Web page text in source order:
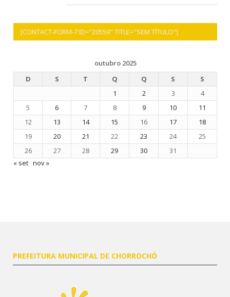
[CONTACT-FORM-7 ID="20559" TITLE="SEM TÍTULO"]
outubro 2025
D
S T Q Q S
S
1
2 3
4
5
6 7 8 9 10
11
12
13 14 15 16 17
18
19
20 21 22 23 24
25
26
27 28 29 30
31
« set nov »
PREFEITURA MUNICIPAL DE CHORROCHÓ